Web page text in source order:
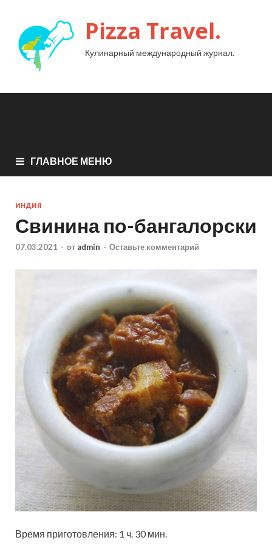
Pizza Travel.
Кулинарный международный журнал.
ГЛАВНОЕ МЕНЮ
ИНДИЯ
Свинина по-бангалорски
07.03.2021 - от admin - Оставьте комментарий
Время приготовления: 1 ч. 30 мин.